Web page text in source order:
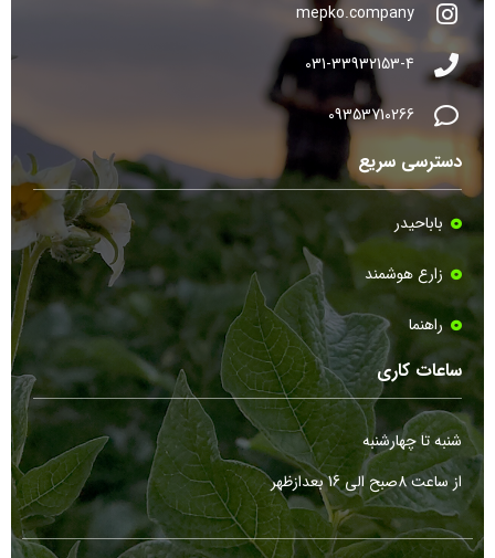
mepko.company
031-33932153-4
09353710266
دسترسی سریع
باباحیدر
زارع هوشمند
راهنما
ساعات کاری
شنبه تا چهارشنبه
از ساعت 8صبح الی 16 بعدازظهر